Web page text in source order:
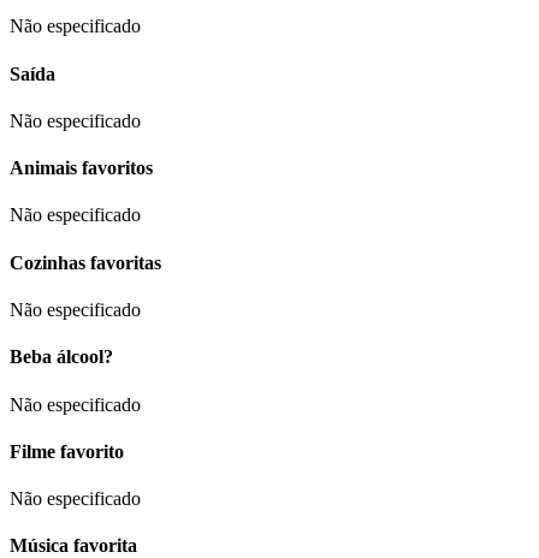
Não especificado
Saída
Não especificado
Animais favoritos
Não especificado
Cozinhas favoritas
Não especificado
Beba álcool?
Não especificado
Filme favorito
Não especificado
Música favorita